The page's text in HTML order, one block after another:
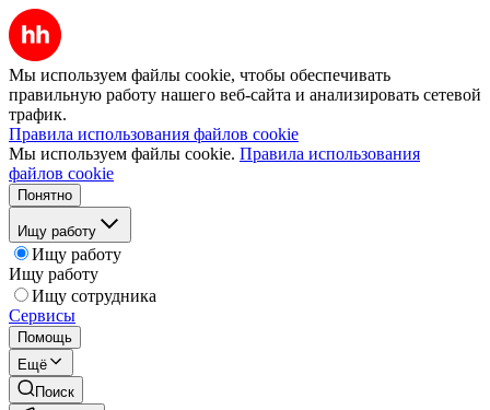
Мы используем файлы cookie, чтобы обеспечивать
правильную работу нашего веб-сайта и анализировать сетевой
трафик.
Правила использования файлов cookie
Мы используем файлы cookie. Правила использования
файлов cookie
Понятно
Ищу работу
Ищу работу
Ищу работу
Ищу сотрудника
Сервисы
Помощь
Ещё
Поиск